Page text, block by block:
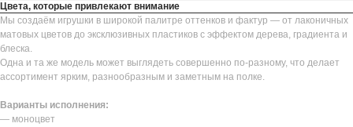
Цвета, которые привлекают внимание
Мы создаём игрушки в широкой палитре оттенков и фактур — от лаконичных
матовых цветов до эксклюзивных пластиков с эффектом дерева, градиента и
блеска.
Одна и та же модель может выглядеть совершенно по-разному, что делает
ассортимент ярким, разнообразным и заметным на полке.
Варианты исполнения:
— моноцвет